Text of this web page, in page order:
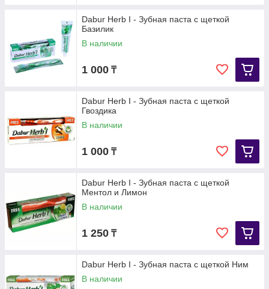
Dabur Herb I - Зубная паста с щеткой
Базилик
В наличии
1 000 ₸
Dabur Herb I - Зубная паста с щеткой
Гвоздика
В наличии
1 000 ₸
Dabur Herb I - Зубная паста с щеткой
Ментол и Лимон
В наличии
1 250 ₸
Dabur Herb I - Зубная паста с щеткой Ним
В наличии